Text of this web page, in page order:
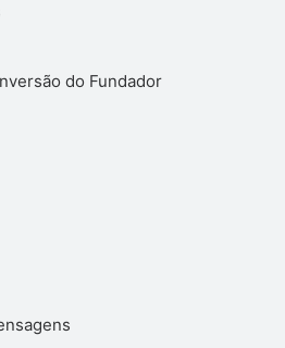
do Fundador